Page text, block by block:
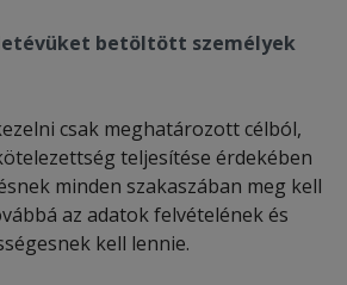
betöltött személyek
csak meghatározott célból,
teljesítése érdekében
minden szakaszában meg kell
az adatok felvételének és
kell lennie.